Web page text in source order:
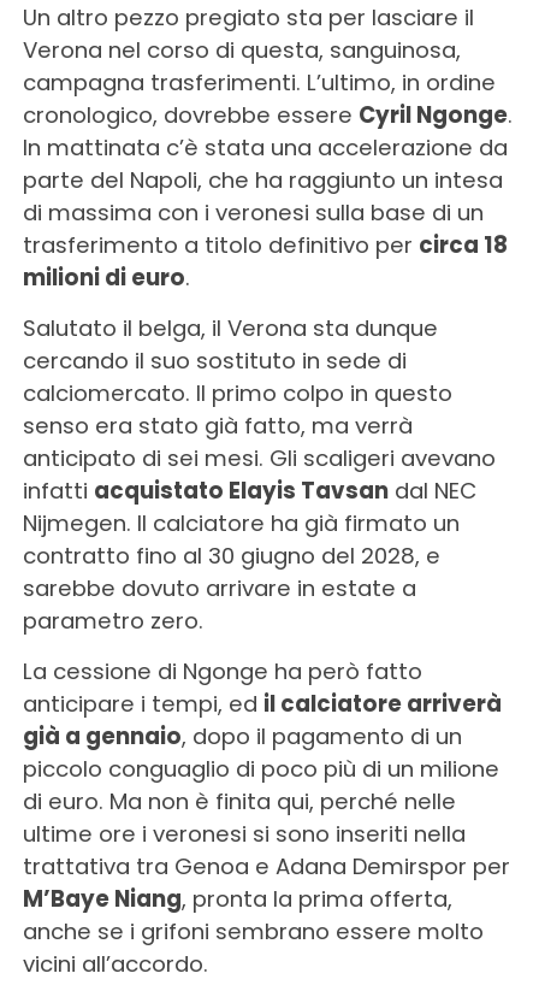
Un altro pezzo pregiato sta per lasciare il
Verona nel corso di questa, sanguinosa,
campagna trasferimenti. L’ultimo, in ordine
cronologico, dovrebbe essere Cyril Ngonge.
In mattinata c’è stata una accelerazione da
parte del Napoli, che ha raggiunto un intesa
di massima con i veronesi sulla base di un
trasferimento a titolo definitivo per circa 18
milioni di euro.
Salutato il belga, il Verona sta dunque
cercando il suo sostituto in sede di
calciomercato. Il primo colpo in questo
senso era stato già fatto, ma verrà
anticipato di sei mesi. Gli scaligeri avevano
infatti acquistato Elayis Tavsandal NEC
Nijmegen. Il calciatore ha già firmato un
contratto fino al 30 giugno del 2028, e
sarebbe dovuto arrivare in estate a
parametro zero.
La cessione di Ngonge ha però fatto
anticipare i tempi, ed il calciatore arriverà
già a gennaio, dopo il pagamento di un
piccolo conguaglio di poco più di un milione
di euro. Ma non è finita qui, perché nelle
ultime ore i veronesi si sono inseriti nella
trattativa tra Genoa e Adana Demirspor per
M’Baye Niang, pronta la prima offerta,
anche se i grifoni sembrano essere molto
vicini all’accordo.